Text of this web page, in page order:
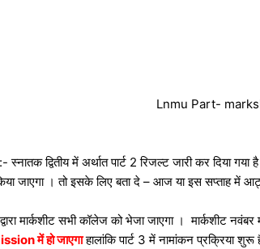
Lnmu Part-
स्नातक द्वितीय में अर्थात पार्ट 2 रिजल्ट जारी कर दिया
जाएगा । तो इसके लिए बता दे – आज या इस सप्ताह में
मार्कशीट सभी कॉलेज को भेजा जाएगा । मार्कशीट
में हो जाएगा हालांकि पार्ट 3 में नामांकन प्रक्रिया